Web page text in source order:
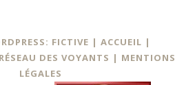
FICTIVE | ACCUEIL |
DES VOYANTS | MENTIONS
LÉGALES